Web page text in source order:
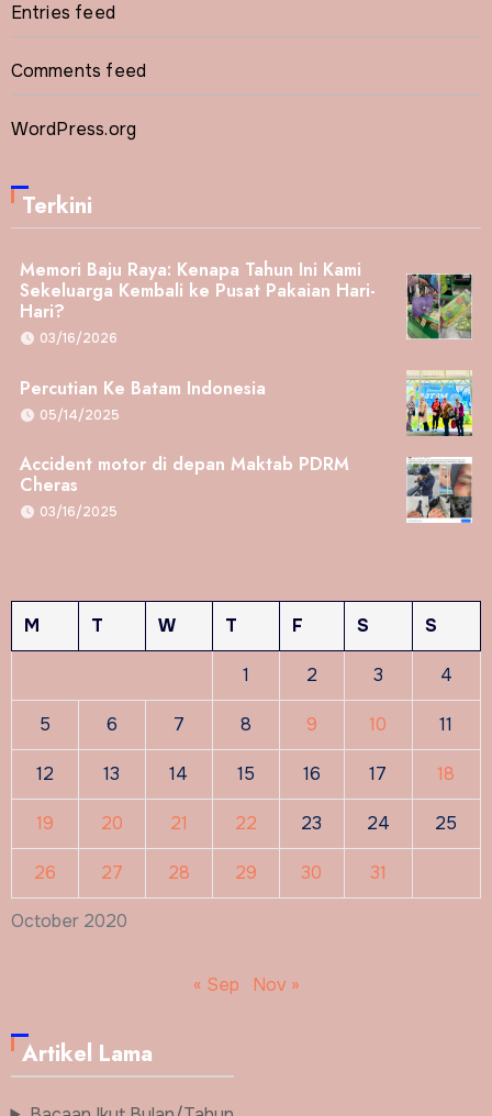
Entries feed
Comments feed
WordPress.org
Terkini
Memori Baju Raya: Kenapa Tahun Ini Kami
Sekeluarga Kembali ke Pusat Pakaian Hari-
Hari?
03/16/2026
Percutian Ke Batam Indonesia
05/14/2025
Accident motor di depan Maktab PDRM
Cheras
03/16/2025
October 2020
M T W T F S S
1 2 3 4
5 6 7 8 9 10 11
12 13 14 15 16 17 18
19 20 21 22 23 24 25
26 27 28 29 30 31
« Sep Nov »
Artikel Lama